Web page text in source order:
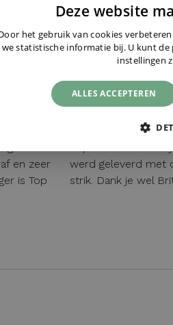
van
en zeer
is Top
BEERS
07 / 05 /
werd geleverd met
strik. Dank je wel
Deze website
het gebruik van cookies
we statistische informatie bij. U kunt de
instellingen
ALLES ACCEPTEREN